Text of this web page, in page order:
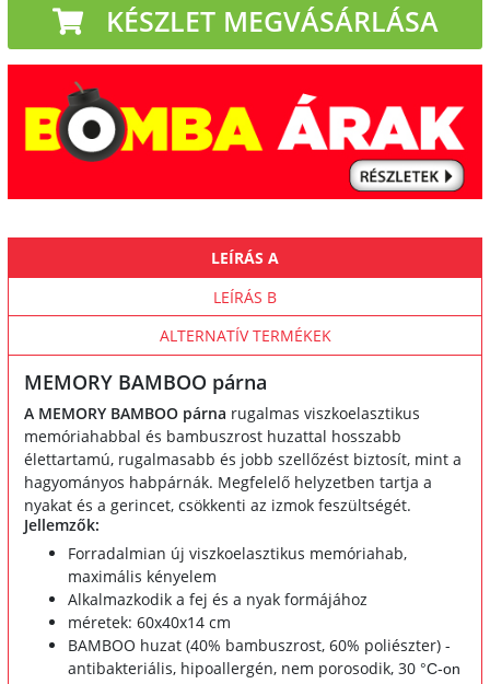
KÉSZLET MEGVÁSÁRLÁSA
LEÍRÁS A
LEÍRÁS B
ALTERNATÍV TERMÉKEK
MEMORY BAMBOO párna
A MEMORY BAMBOO párna rugalmas viszkoelasztikus
memóriahabbal és bambuszrost huzattal hosszabb
élettartamú, rugalmasabb és jobb szellőzést biztosít, mint a
hagyományos habpárnák. Megfelelő helyzetben tartja a
nyakat és a gerincet, csökkenti az izmok feszültségét.
Jellemzők:
Forradalmian új viszkoelasztikus memóriahab,
maximális kényelem
Alkalmazkodik a fej és a nyak formájához
méretek: 60x40x14 cm
BAMBOO huzat (40% bambuszrost, 60% poliészter) -
antibakteriális, hipoallergén, nem porosodik, 30 °C-on